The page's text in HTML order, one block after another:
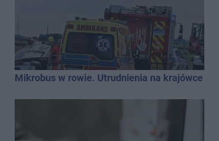
Mikrobus w rowie. Utrudnienia na krajówce